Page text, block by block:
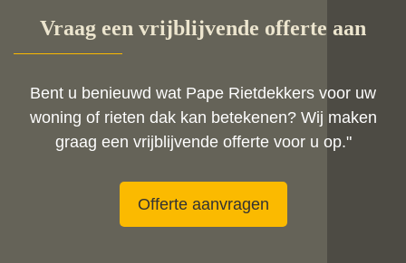
Vraag een vrijblijvende offerte aan
Bent u benieuwd wat Pape Rietdekkers voor uw
woning of rieten dak kan betekenen? Wij maken
graag een vrijblijvende offerte voor u op."
Offerte aanvragen